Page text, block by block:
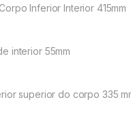
Inferior Interior 415mm
interior 55mm
superior do corpo 335